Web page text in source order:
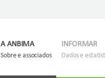
A ANBIMA
Sobre e associados
INFORMAR
Dados e